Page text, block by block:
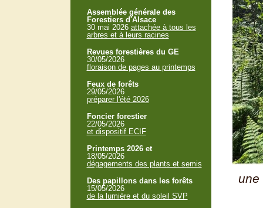
une
Assemblée générale des
Forestiers d'Alsace
30 mai 2026 attachée à tous les
arbres et à leurs racines
Revues forestières du GE
30/05/2026
floraison de pages au printemps
Feux de forêts
29/05/2026
préparer l'été 2026
Foncier forestier
22/05/2026
et dispositif ECIF
Printemps 2026 et
18/05/2026
dégagements des plants et semis
Des papillons dans les forêts
15/05/2026
de la lumière et du soleil SVP